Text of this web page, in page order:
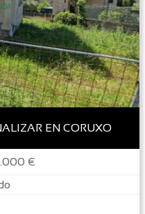
EN CORUXO
€